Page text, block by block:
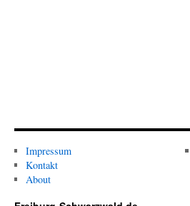
Impressum
Kontakt
About